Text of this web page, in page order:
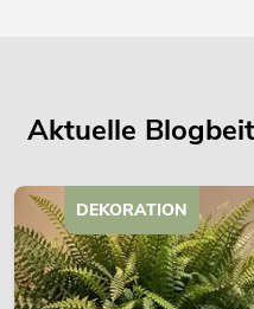
Aktuelle
DEKORATION